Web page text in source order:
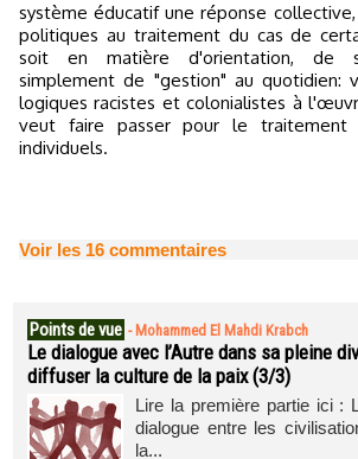
système éducatif une réponse
politiques au traitement du cas de
soit en matière d'orientation, de
simplement de "gestion" au quotidien:
logiques racistes et colonialistes à
veut faire passer pour le traitement
individuels.
Voir les 16 commentaires
Points de vue - Mohammed El Mahdi Krabch
Le dialogue avec l’Autre dans sa pleine
diffuser la culture de la paix (3/3)
Lire la première partie ici :
dialogue entre les
la...